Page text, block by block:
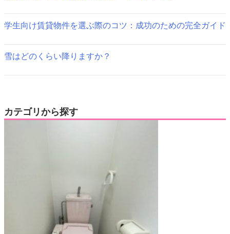
学生向け賃貸物件を選ぶ際のコツ：成功のための完全ガイド
雪はどのくらい降りますか？
カテゴリから探す